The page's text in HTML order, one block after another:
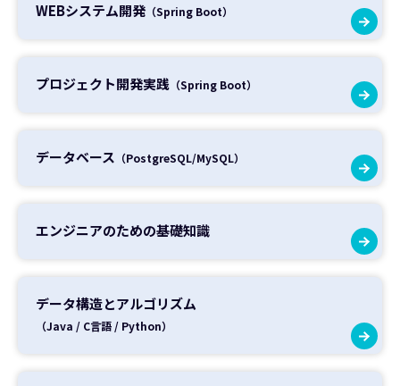
WEBシステム開発 （Spring Boot）
プロジェクト開発実践 （Spring Boot）
データベース （PostgreSQL/MySQL）
エンジニアのための基礎知識
データ構造とアルゴリズム
（Java / C言語 / Python）